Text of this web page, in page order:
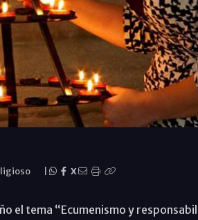
X
el tema “Ecumenismo y